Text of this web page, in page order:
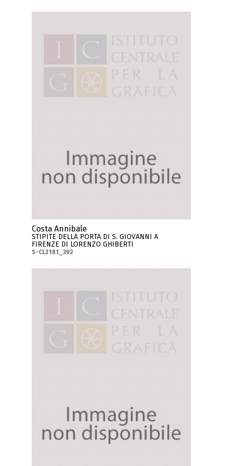
Costa Annibale
STIPITE DELLA PORTA DI S. GIOVANNI A
FIRENZE DI LORENZO GHIBERTI
S-CL2181_392